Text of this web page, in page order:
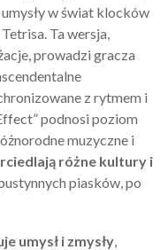
w świat klocków
Ta wersja,
prowadzi gracza
z rytmem i
podnosi poziom
muzyczne i
różne kultury i
pustynnych piasków, po
umysł i zmysły